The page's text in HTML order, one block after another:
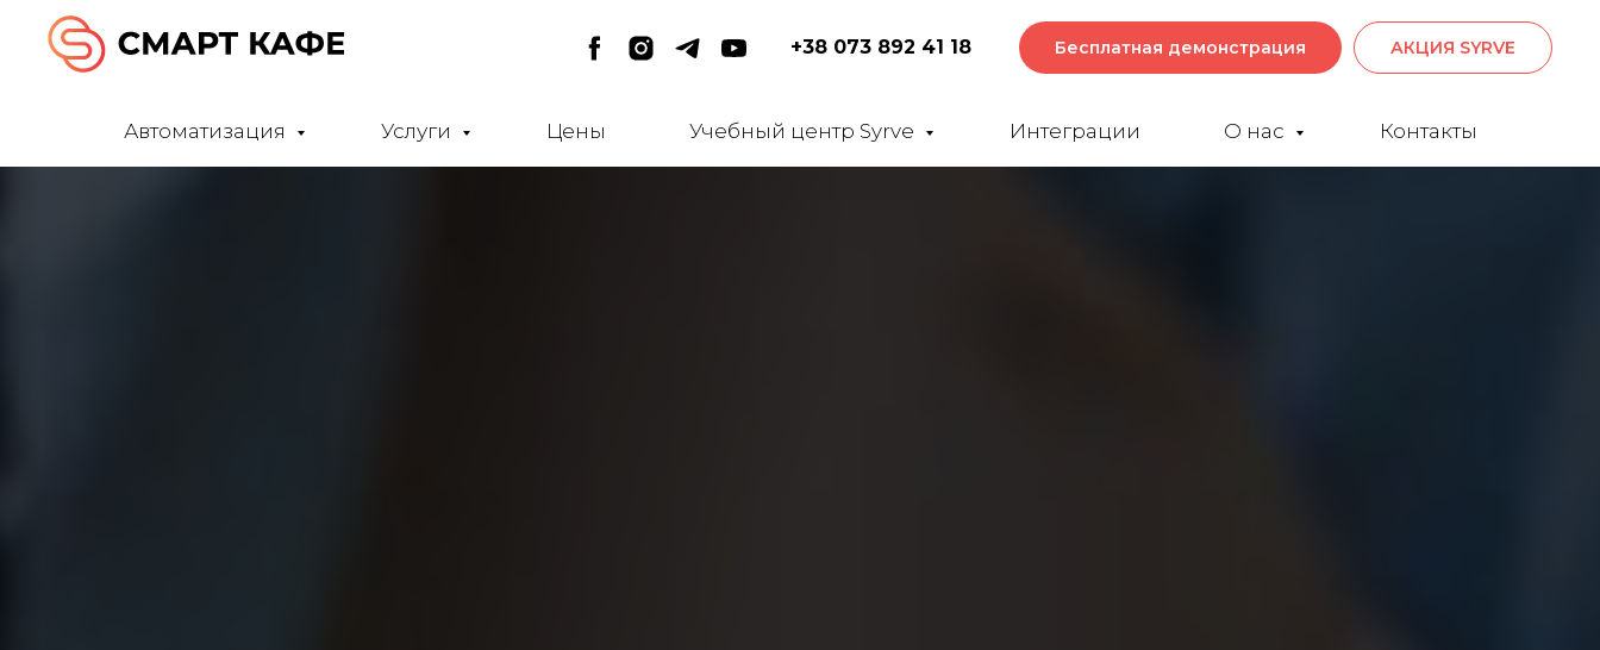
+38 073 892 41 18 Бесплатная демонстрация АКЦИЯ SYRVE
Автоматизация Услуги Цены Учебный центр Syrve Интеграции О нас Контакты